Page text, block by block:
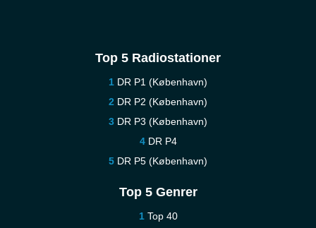
Top 5 Radiostationer
DR P1 (København)
DR P2 (København)
DR P3 (København)
DR P4
DR P5 (København)
Top 5 Genrer
Top 40